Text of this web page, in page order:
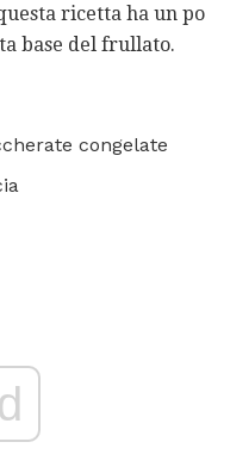
ricetta ha un po
base del frullato.
congelate